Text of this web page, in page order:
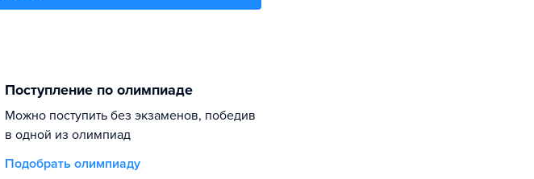
Поступление по олимпиаде
Можно поступить без экзаменов, победив
в одной из олимпиад
Подобрать олимпиаду